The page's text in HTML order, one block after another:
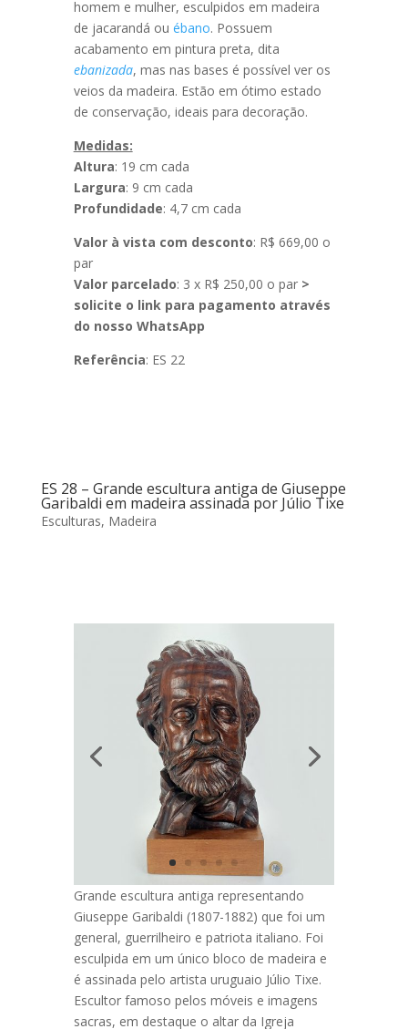
homem e mulher, esculpidos em madeira
de jacarandá ou ébano. Possuem
acabamento em pintura preta, dita
ebanizada, mas nas bases é possível ver os
veios da madeira. Estão em ótimo estado
de conservação, ideais para decoração.
Medidas:
Altura: 19 cm cada
Largura: 9 cm cada
Profundidade: 4,7 cm cada
Valor à vista com desconto: R$ 669,00 o
par
Valor parcelado: 3 x R$ 250,00 o par >
solicite o link para pagamento através
do nosso WhatsApp
Referência: ES 22
ES 28 – Grande escultura antiga de Giuseppe
Garibaldi em madeira assinada por Júlio Tixe
Esculturas, Madeira
Grande escultura antiga representando
Giuseppe Garibaldi (1807-1882) que foi um
general, guerrilheiro e patriota italiano. Foi
esculpida em um único bloco de madeira e
é assinada pelo artista uruguaio Júlio Tixe.
Escultor famoso pelos móveis e imagens
sacras, em destaque o altar da Igreja